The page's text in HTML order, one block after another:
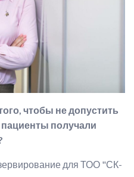
чтобы не допустить
пациенты получали
для ТОО "СК-